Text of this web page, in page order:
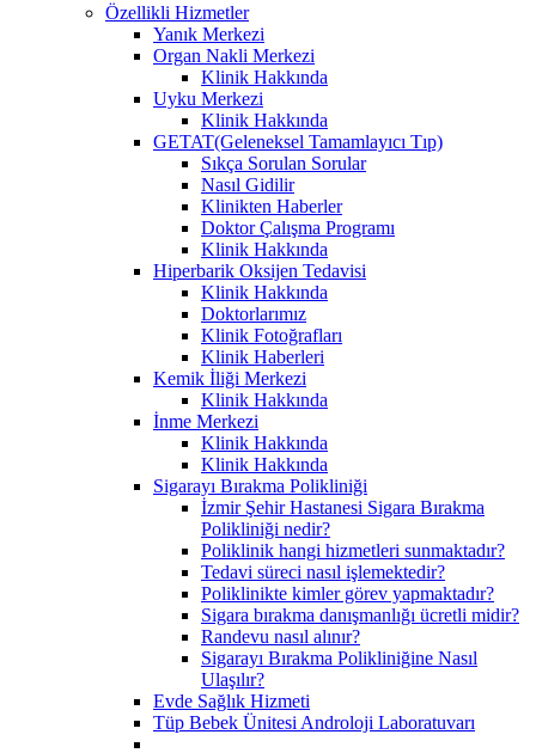
Özellikli Hizmetler
Yanık Merkezi
Organ Nakli Merkezi
Klinik Hakkında
Uyku Merkezi
Klinik Hakkında
GETAT(Geleneksel Tamamlayıcı Tıp)
Sıkça Sorulan Sorular
Nasıl Gidilir
Klinikten Haberler
Doktor Çalışma Programı
Klinik Hakkında
Hiperbarik Oksijen Tedavisi
Klinik Hakkında
Doktorlarımız
Klinik Fotoğrafları
Klinik Haberleri
Kemik İliği Merkezi
Klinik Hakkında
İnme Merkezi
Klinik Hakkında
Klinik Hakkında
Sigarayı Bırakma Polikliniği
İzmir Şehir Hastanesi Sigara Bırakma
Polikliniği nedir?
Poliklinik hangi hizmetleri sunmaktadır?
Tedavi süreci nasıl işlemektedir?
Poliklinikte kimler görev yapmaktadır?
Sigara bırakma danışmanlığı ücretli midir?
Randevu nasıl alınır?
Sigarayı Bırakma Polikliniğine Nasıl
Ulaşılır?
Evde Sağlık Hizmeti
Tüp Bebek Ünitesi Androloji Laboratuvarı